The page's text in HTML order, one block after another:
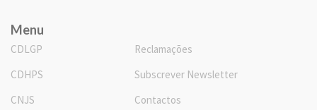
Menu
CDLGP
CDHPS
CNJS
Reclamações
Subscrever Newsletter
Contactos